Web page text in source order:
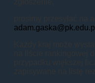
adam.gaska@pk.edu.pl